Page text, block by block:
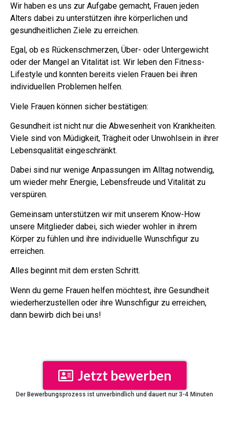
Wir haben es uns zur Aufgabe gemacht, Frauen jeden
Alters dabei zu unterstützen ihre körperlichen und
gesundheitlichen Ziele zu erreichen.
Egal, ob es Rückenschmerzen, Über- oder Untergewicht
oder der Mangel an Vitalität ist. Wir leben den Fitness-
Lifestyle und konnten bereits vielen Frauen bei ihren
individuellen Problemen helfen.
Viele Frauen können sicher bestätigen:
Gesundheit ist nicht nur die Abwesenheit von Krankheiten.
Viele sind von Müdigkeit, Trägheit oder Unwohlsein in ihrer
Lebensqualität eingeschränkt.
Dabei sind nur wenige Anpassungen im Alltag notwendig,
um wieder mehr Energie, Lebensfreude und Vitalität zu
verspüren.
Gemeinsam unterstützen wir mit unserem Know-How
unsere Mitglieder dabei, sich wieder wohler in ihrem
Körper zu fühlen und ihre individuelle Wunschfigur zu
erreichen.
Alles beginnt mit dem ersten Schritt.
Wenn du gerne Frauen helfen möchtest, ihre Gesundheit
wiederherzustellen oder ihre Wunschfigur zu erreichen,
dann bewirb dich bei uns!
Jetzt bewerben
Der Bewerbungsprozess ist unverbindlich und dauert nur 3-4 Minuten